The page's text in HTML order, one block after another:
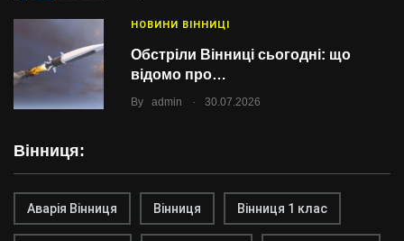
НОВИНИ ВІННИЦІ
Обстріли Вінниці сьогодні: що
відомо про…
By admin . 30.07.2026
Вінниця:
Аварія Вінниця Вінниця Вінниця 1 клас